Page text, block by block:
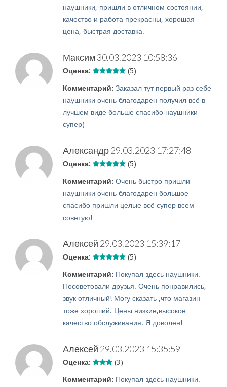
наушники, пришли в отличном состоянии,
качество и работа прекрасны, хорошая
цена, быстрая доставка.
Максим30.03.2023 10:58:36
Оценка: (5)
Комментарий: Заказал тут первый раз себе
наушники очень благодарен получил всё в
лучшем виде больше спасибо наушники
супер)
Александр29.03.2023 17:27:48
Оценка: (5)
Комментарий: Очень быстро пришли
наушники очень благодарен большое
спасибо пришли целые всё супер всем
советую!
Алексей 29.03.2023 15:39:17
Оценка: (5)
Комментарий: Покупал здесь наушники.
Посоветовали друзья. Очень понравились,
звук отличный! Могу сказать ,что магазин
тоже хороший. Цены низкие,высокое
качество обслуживания. Я доволен!
Алексей 29.03.2023 15:35:59
Оценка: (3)
Комментарий: Покупал здесь наушники.